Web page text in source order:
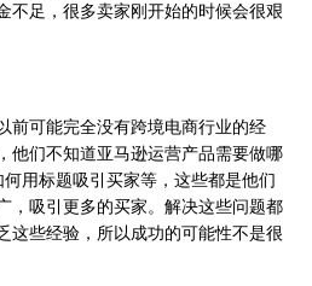
不足，很多卖家刚开始的时候会很艰
可能完全没有跨境电商行业的经
他们不知道亚马逊运营产品需要做哪
用标题吸引买家等，这些都是他们
，吸引更多的买家。解决这些问题都
这些经验，所以成功的可能性不是很